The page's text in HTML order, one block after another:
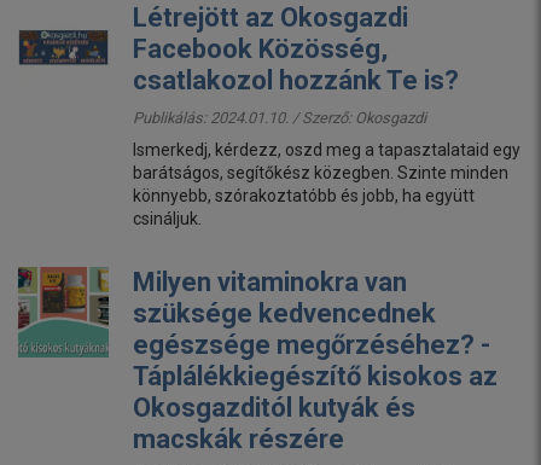
Létrejött az Okosgazdi
Facebook Közösség,
csatlakozol hozzánk Te is?
Publikálás: 2024.01.10. / Szerző: Okosgazdi
Ismerkedj, kérdezz, oszd meg a tapasztalataid egy
barátságos, segítőkész közegben. Szinte minden
könnyebb, szórakoztatóbb és jobb, ha együtt
csináljuk.
Milyen vitaminokra van
szüksége kedvencednek
egészsége megőrzéséhez? -
Táplálékkiegészítő kisokos az
Okosgazditól kutyák és
macskák részére